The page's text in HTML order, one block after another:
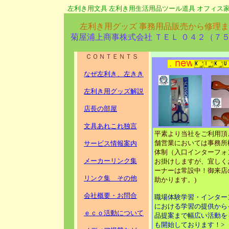
左利き用文具 左利き用生活用品ツール道具 オフィス
左利き用グッズ 事務用品販売から修理
菊屋浦上商事株式会社 ＴＥＬ ０４２（７
ＣＯＮＴＥＮＴＳ
なぜ左利き、左きき
左利き用グッズ解説
店長の部屋
文具あれこれ独言
サービス情報案内
メーカーリンク集
リンク集 その他
会社概要・お問合
ｅｃｏ活動について
平素より当社をご利用
舗営業においては事務
体制（入口インターフ
お掛けしますが、宜し
ーナーは常設中！御来
助かります。)
職場体験学習・インタ
における学習の提供か
品提案まで幅広い活動
も開始しております！>